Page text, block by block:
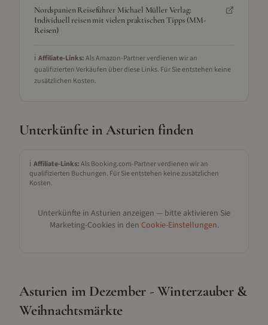
Nordspanien Reiseführer Michael Müller Verlag:
Individuell reisen mit vielen praktischen Tipps (MM-
Reisen)
ℹ️ Affiliate-Links:Als Amazon-Partner verdienen wir an
qualifizierten Verkäufen über diese Links. Für Sie entstehen keine
zusätzlichen Kosten.
Unterkünfte inAsturien finden
ℹ️ Affiliate-Links:Als Booking.com-Partner verdienen wir an
qualifizierten Buchungen. Für Sie entstehen keine zusätzlichen
Kosten.
Unterkünfte in Asturien anzeigen — bitte aktivieren Sie
Marketing-Cookies in den Cookie-Einstellungen.
Asturien im Dezember - Winterzauber &
Weihnachtsmärkte